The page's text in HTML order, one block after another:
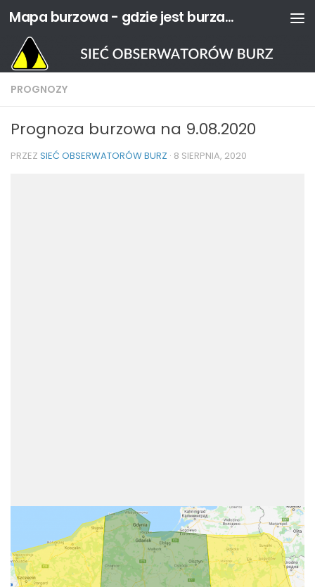
Przejdź do treści Mapa burzowa - gdzie jest burza? | Sieć Obserwatorów Burz
PROGNOZY
Prognoza burzowa na 9.08.2020
PRZEZ SIEĆ OBSERWATORÓW BURZ · 8 SIERPNIA, 2020